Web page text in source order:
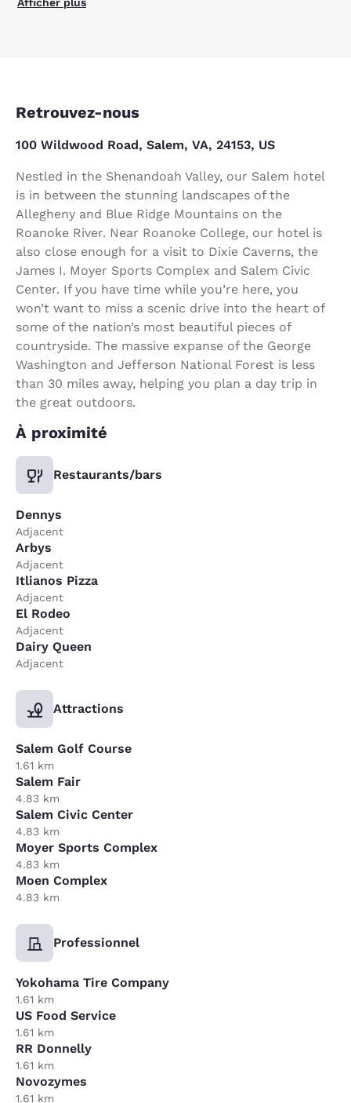
Retrouvez-nous
100 Wildwood Road, Salem, VA, 24153, US
Nestled in the Shenandoah Valley, our Salem hotel
is in between the stunning landscapes of the
Allegheny and Blue Ridge Mountains on the
Roanoke River. Near Roanoke College, our hotel is
also close enough for a visit to Dixie Caverns, the
James I. Moyer Sports Complex and Salem Civic
Center. If you have time while you’re here, you
won’t want to miss a scenic drive into the heart of
some of the nation’s most beautiful pieces of
countryside. The massive expanse of the George
Washington and Jefferson National Forest is less
than 30 miles away, helping you plan a day trip in
the great outdoors.
À proximité
Restaurants/bars
Dennys
Adjacent
Arbys
Adjacent
Itlianos Pizza
Adjacent
El Rodeo
Adjacent
Dairy Queen
Adjacent
Attractions
Salem Golf Course
1.61 km
Salem Fair
4.83 km
Salem Civic Center
4.83 km
Moyer Sports Complex
4.83 km
Moen Complex
4.83 km
Professionnel
Yokohama Tire Company
1.61 km
US Food Service
1.61 km
RR Donnelly
1.61 km
Novozymes
1.61 km